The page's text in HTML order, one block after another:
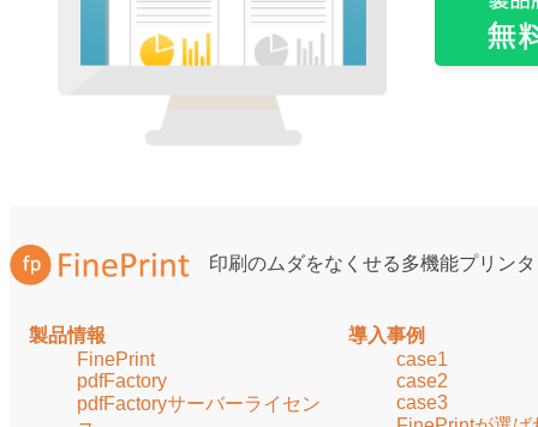
印刷のムダをなくせる多機能プリン
製品情報
FinePrint
pdfFactory
pdfFactoryサーバーライセン
導入事例
case1
case2
case3